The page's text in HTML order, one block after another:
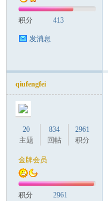
积分 413
发消息
qiufengfei
20
主题
834
回帖
2961
积分
金牌会员
积分 2961